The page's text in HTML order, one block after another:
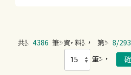
共 4386 筆資料，第 8/293
筆，